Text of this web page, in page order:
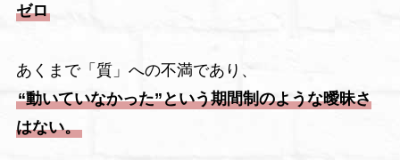
ゼロ
あくまで「質」への不満であり、
“動いていなかった”という期間制のような曖昧さ
はない。